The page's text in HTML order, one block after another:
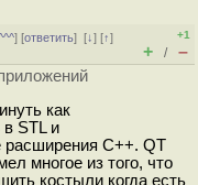
] [ответить][↓] [↑]
+1
+ / –
как
STL и
С++. QT
многое из того, что
костыли когда есть